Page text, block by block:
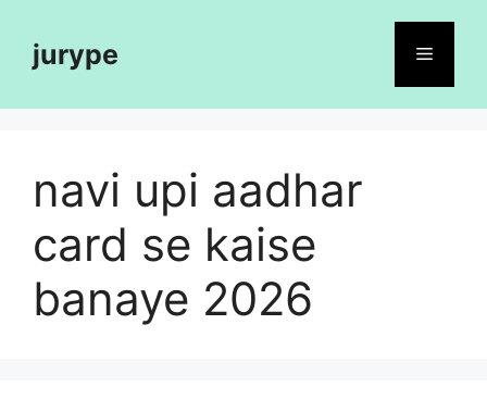
contentjurype Menu
navi upi aadhar
card se kaise
banaye 2026